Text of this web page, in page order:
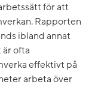
för att
Rapporten
ibland annat
ofta
effektivt på
arbeta över